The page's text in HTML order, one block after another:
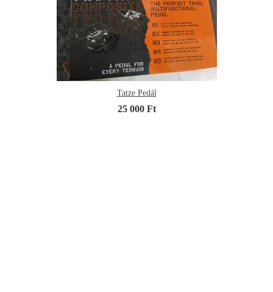
Tatze Pedál
25 000 Ft